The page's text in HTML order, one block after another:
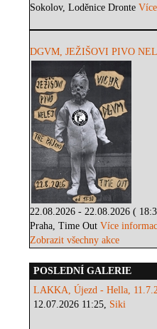
Sokolov, Loděnice Dronte
DGVM, JEŽIŠOVI PIVO
22.08.2026 - 22.08.2026 (
Praha, Time OutVíce
Zobrazit všechny akce
POSLEDNÍ GALERIE
LAKKA, Újezd - Hella,
12.07.2026 11:25, Siki